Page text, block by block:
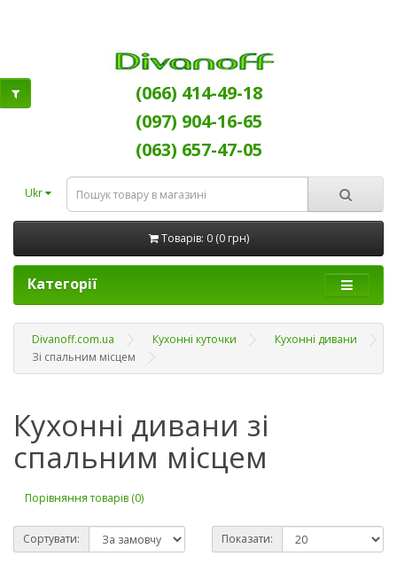
(066) 414-49-18
(097) 904-16-65
(063) 657-47-05
Ukr
Товарів: 0 (0 грн)
Категорії
Divanoff.com.ua Кухонні куточки
Кухонні дивани
Зі спальним місцем
Кухонні дивани зі
спальним місцем
Порівняння товарів (0)
Сортувати: Показати: